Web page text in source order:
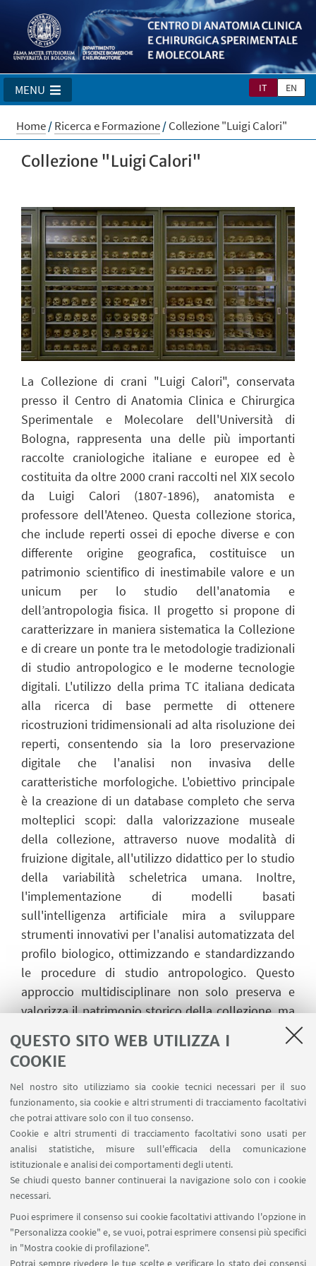
QUESTO SITO WEB UTILIZZA I
COOKIE
Nel nostro sito utilizziamo sia cookie tecnici necessari per il suo
funzionamento, sia cookie e altri strumenti di tracciamento facoltativi
che potrai attivare solo con il tuo consenso.
Cookie e altri strumenti di tracciamento facoltativi sono usati per
analisi statistiche, misure sull'efficacia della comunicazione
istituzionale e analisi dei comportamenti degli utenti.
Se chiudi questo banner continuerai la navigazione solo con i cookie
necessari.
Puoi esprimere il consenso sui cookie facoltativi attivando l'opzione in
"Personalizza cookie" e, se vuoi, potrai esprimere consensi più specifici
in "Mostra cookie di profilazione".
Potrai sempre rivedere le tue scelte e verificare lo stato dei consensi
IT EN
MENU
Home/Ricerca e Formazione/Collezione "Luigi Calori"
Collezione "Luigi Calori"
La Collezione di crani "Luigi Calori", conservata
presso il Centro di Anatomia Clinica e Chirurgica
Sperimentale e Molecolare dell'Università di
Bologna, rappresenta una delle più importanti
raccolte craniologiche italiane e europee ed è
costituita da oltre 2000 crani raccolti nel XIX secolo
da Luigi Calori (1807-1896), anatomista e
professore dell'Ateneo. Questa collezione storica,
che include reperti ossei di epoche diverse e con
differente origine geografica, costituisce un
patrimonio scientifico di inestimabile valore e un
unicum per lo studio dell'anatomia e
dell’antropologia fisica. Il progetto si propone di
caratterizzare in maniera sistematica la Collezione
e di creare un ponte tra le metodologie tradizionali
di studio antropologico e le moderne tecnologie
digitali. L'utilizzo della prima TC italiana dedicata
alla ricerca di base permette di ottenere
ricostruzioni tridimensionali ad alta risoluzione dei
reperti, consentendo sia la loro preservazione
digitale che l'analisi non invasiva delle
caratteristiche morfologiche. L'obiettivo principale
è la creazione di un database completo che serva
molteplici scopi: dalla valorizzazione museale
della collezione, attraverso nuove modalità di
fruizione digitale, all'utilizzo didattico per lo studio
della variabilità scheletrica umana. Inoltre,
l'implementazione di modelli basati
sull'intelligenza artificiale mira a sviluppare
strumenti innovativi per l'analisi automatizzata del
profilo biologico, ottimizzando e standardizzando
le procedure di studio antropologico. Questo
approccio multidisciplinare non solo preserva e
valorizza il patrimonio storico della collezione, ma
apre anche nuove prospettive per la ricerca
antropologica moderna.
UNITÀ DI RICERCA
Responsabile e Contatti: Stefano Ratti
Via Irnerio 48 - 40126 Bologna
+39 051 2091511